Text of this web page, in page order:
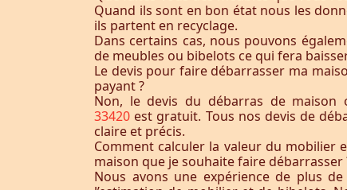
Quand ils sont en bon état nous les
ils partent en recyclage.
Dans certains cas, nous pouvons
de meubles ou bibelots ce qui fera
Le devis pour faire débarrasser ma
payant ?
Non, le devis du débarras de maison
33420 est gratuit. Tous nos devis de
claire et précis.
Comment calculer la valeur du mobilier
maison que je souhaite faire débarrasser
Nous avons une expérience de plus